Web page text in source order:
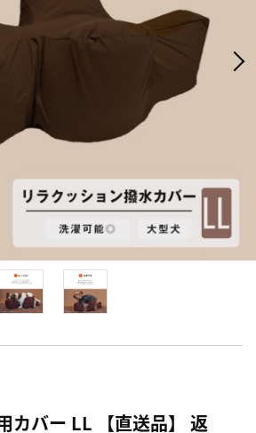
カバー LL 【直送品】 返